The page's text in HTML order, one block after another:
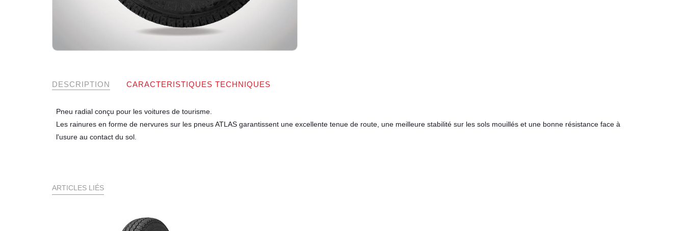
DESCRIPTION CARACTERISTIQUES TECHNIQUES
Pneu radial conçu pour les voitures de tourisme.
Les rainures en forme de nervures sur les pneus ATLAS garantissent une excellente tenue de route, une meilleure stabilité sur les sols mouillés et une bonne résistance face à
l'usure au contact du sol.
ARTICLES LIÉS